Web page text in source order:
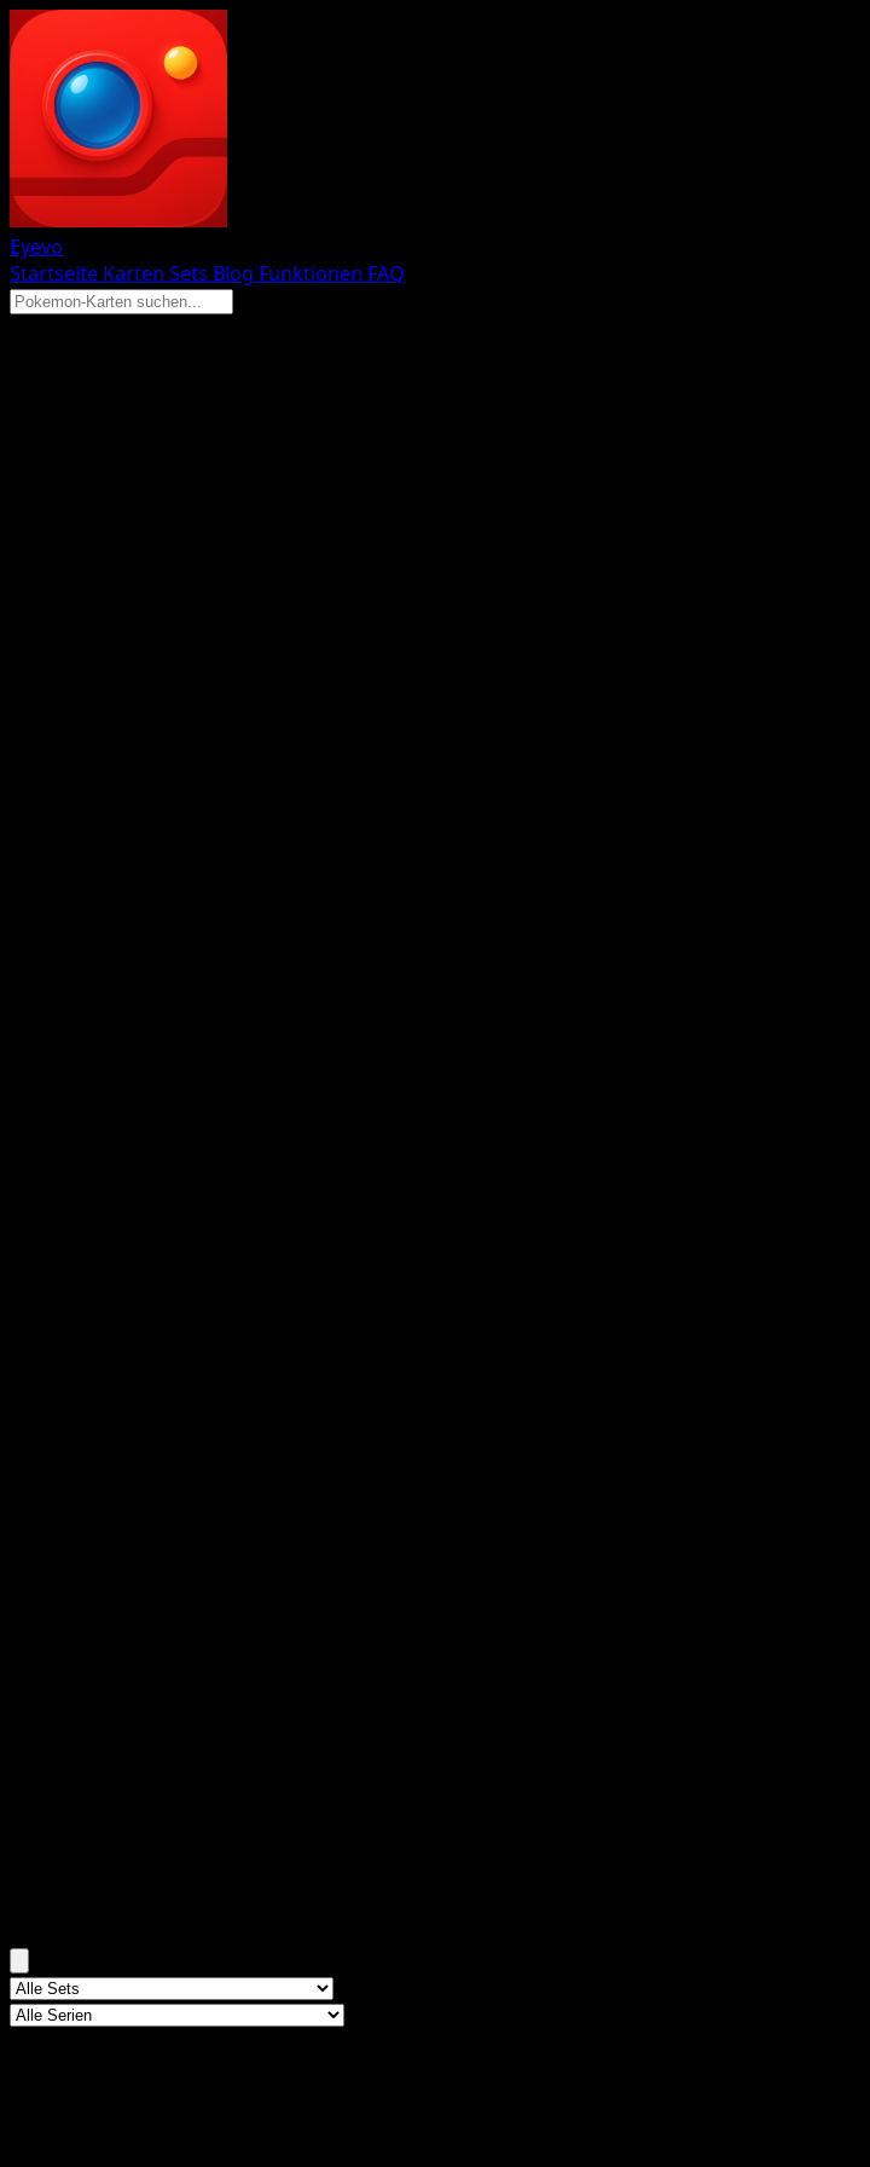
Eyevo
Startseite Karten Sets Blog Funktionen FAQ